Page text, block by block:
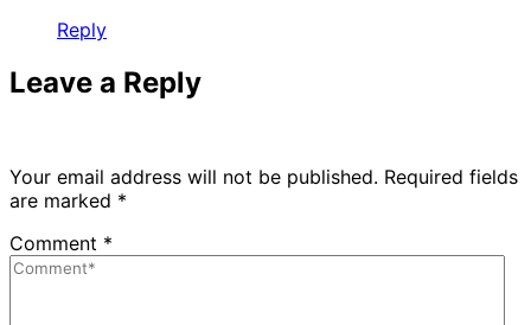
Reply
Leave a Reply
Your email address will not be published. Required fields
are marked *
Comment *